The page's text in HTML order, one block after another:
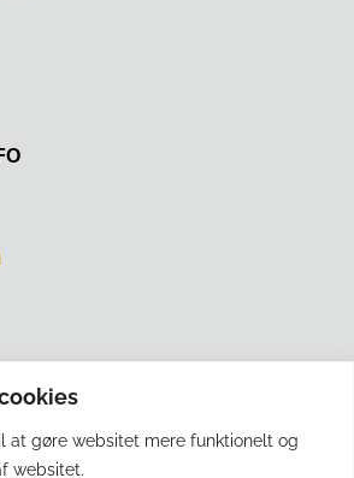
at gøre websitet mere funktionelt og
websitet.